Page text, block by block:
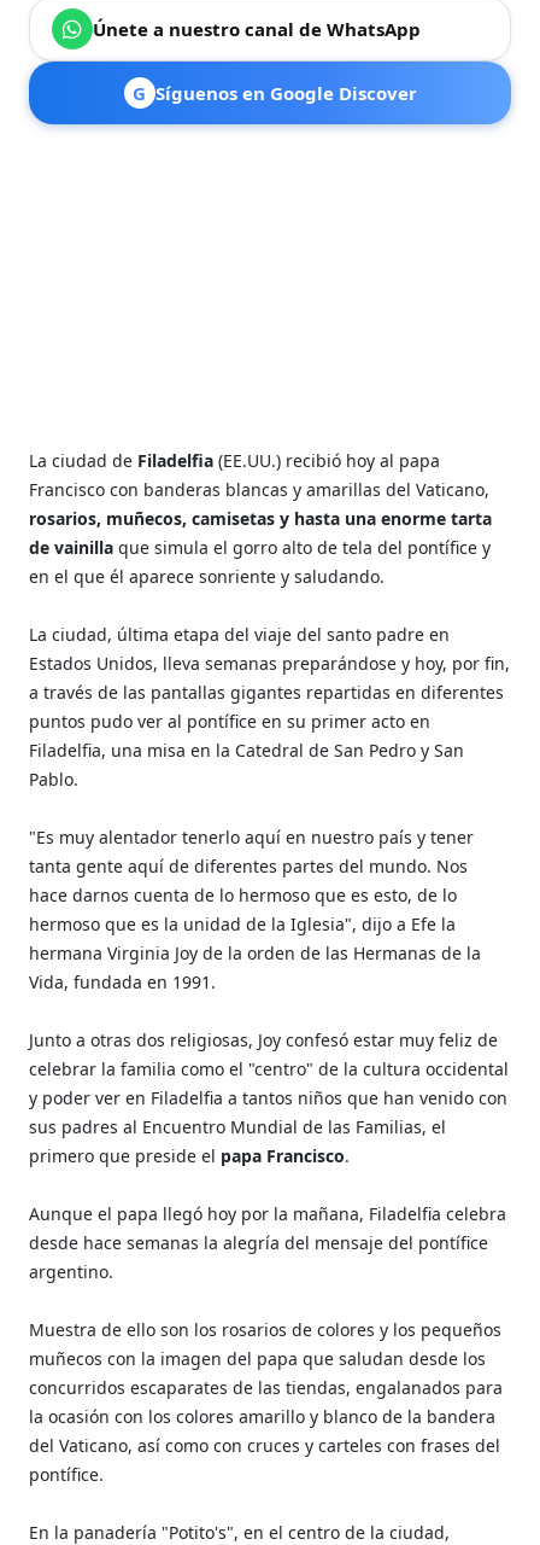
Únete a nuestro canal de WhatsApp
G Síguenos en Google Discover
La ciudad de Filadelfia(EE.UU.) recibió hoy al papa
Francisco con banderas blancas y amarillas del Vaticano,
rosarios, muñecos, camisetas y hasta una enorme tarta
de vainilla que simula el gorro alto de tela del pontífice y
en el que él aparece sonriente y saludando.
La ciudad, última etapa del viaje del santo padre en
Estados Unidos, lleva semanas preparándose y hoy, por fin,
a través de las pantallas gigantes repartidas en diferentes
puntos pudo ver al pontífice en su primer acto en
Filadelfia, una misa en la Catedral de San Pedro y San
Pablo.
"Es muy alentador tenerlo aquí en nuestro país y tener
tanta gente aquí de diferentes partes del mundo. Nos
hace darnos cuenta de lo hermoso que es esto, de lo
hermoso que es la unidad de la Iglesia", dijo a Efe la
hermana Virginia Joy de la orden de las Hermanas de la
Vida, fundada en 1991.
Junto a otras dos religiosas, Joy confesó estar muy feliz de
celebrar la familia como el "centro" de la cultura occidental
y poder ver en Filadelfia a tantos niños que han venido con
sus padres al Encuentro Mundial de las Familias, el
primero que preside el papa Francisco.
Aunque el papa llegó hoy por la mañana, Filadelfia celebra
desde hace semanas la alegría del mensaje del pontífice
argentino.
Muestra de ello son los rosarios de colores y los pequeños
muñecos con la imagen del papa que saludan desde los
concurridos escaparates de las tiendas, engalanados para
la ocasión con los colores amarillo y blanco de la bandera
del Vaticano, así como con cruces y carteles con frases del
pontífice.
En la panadería "Potito's", en el centro de la ciudad,